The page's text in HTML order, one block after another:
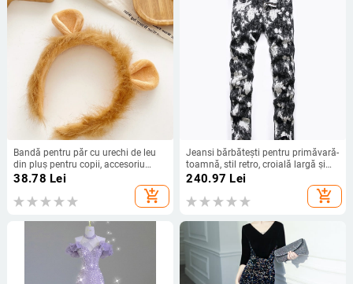
Bandă pentru păr cu urechi de leu
din pluș pentru copii, accesoriu
drăguț pentru cosplay
38.78 Lei
add_shopping_cart
Jeansi bărbătești pentru primăvară-
toamnă, stil retro, croială largă și
dreaptă, denim lavat subțire
240.97 Lei
add_shopping_cart